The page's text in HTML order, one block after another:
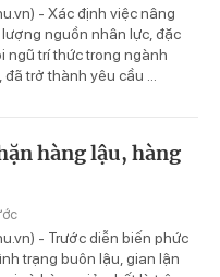
- Xác định việc nâng
nguồn nhân lực, đặc
ngũ trí thức trong ngành
trở thành yêu cầu ...
hàng lậu, hàng
- Trước diễn biến phức
trạng buôn lậu, gian lận